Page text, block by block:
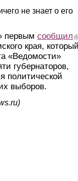
не знает о его
первым сообщил
края,
«Ведомости»
губернаторов,
политической
выборов.